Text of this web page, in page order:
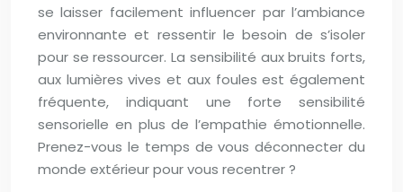
se laisser facilement influencer par l’ambiance
environnante et ressentir le besoin de s’isoler
pour se ressourcer. La sensibilité aux bruits forts,
aux lumières vives et aux foules est également
fréquente, indiquant une forte sensibilité
sensorielle en plus de l’empathie émotionnelle.
Prenez-vous le temps de vous déconnecter du
monde extérieur pour vous recentrer ?